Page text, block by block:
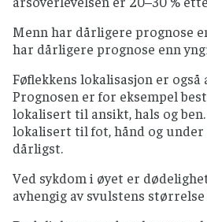
Menn har dårligere prognose
har dårligere prognose enn
Føflekkens lokalisasjon er også
Prognosen er for eksempel
lokalisert til ansikt, hals og
lokalisert til fot, hånd og under
dårligst.
Ved sykdom i øyet er
avhengig av svulstens